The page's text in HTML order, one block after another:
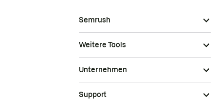
Semrush
Weitere Tools
Unternehmen
Support